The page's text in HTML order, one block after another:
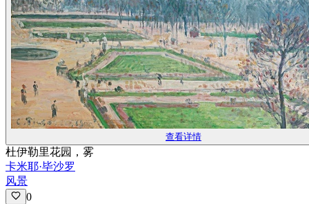
查看详情
杜伊勒里花园，雾
卡米耶·毕沙罗
风景
0